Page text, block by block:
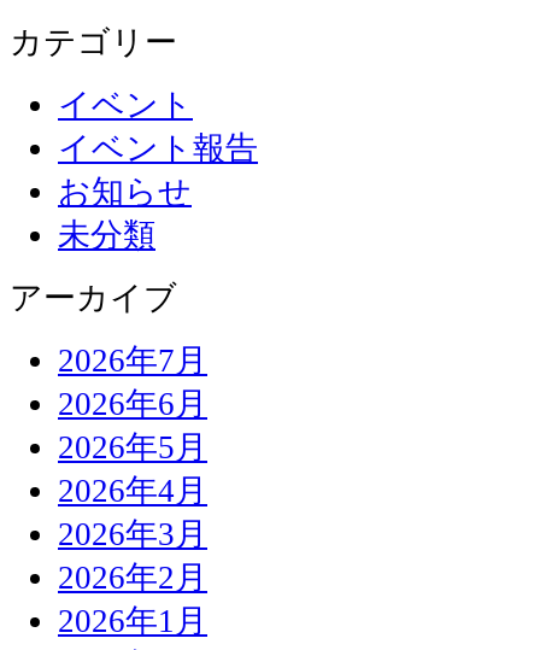
カテゴリー
イベント
イベント報告
お知らせ
未分類
アーカイブ
2026年7月
2026年6月
2026年5月
2026年4月
2026年3月
2026年2月
2026年1月